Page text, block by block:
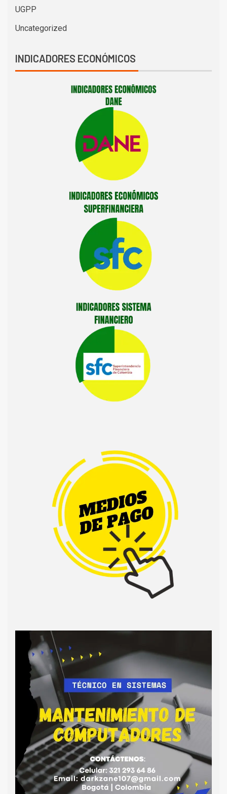
UGPP
Uncategorized
INDICADORES ECONÓMICOS